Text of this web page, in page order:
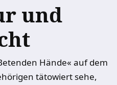
und
Hände« auf dem
tätowiert sehe,